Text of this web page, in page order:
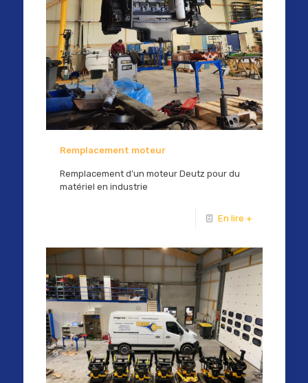
Remplacement moteur
Remplacement d’un moteur Deutz pour du
matériel en industrie
En lire +